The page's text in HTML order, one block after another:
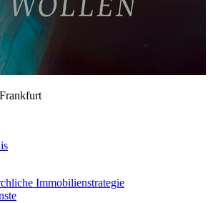
Immobilienstrategie